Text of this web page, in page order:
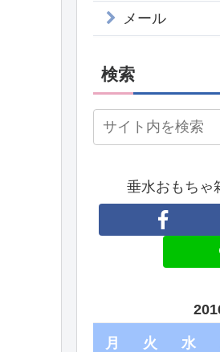
メール
検索
垂水おもちゃ
月 火 水